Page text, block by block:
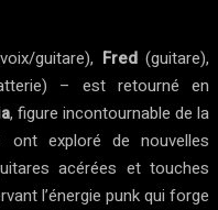
guitare), Fred(guitare),
– est retourné en
, figure incontournable de la
ont exploré de nouvelles
acérées et touches
l’énergie punk qui forge